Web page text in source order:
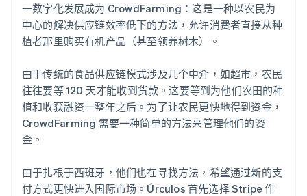
一数字化发展成为 CrowdFarming：这是一种以农民为
中心的解决供应链效率低下的方法，允许消费者直接从种
植者那里购买有机产品（甚至领养树木）。
由于传统的食品供应链模式涉及几个中介，如超市，农民
往往要等 120 天才能收到货款。这要等到为他们农田的种
植和收获融资一整年之后。为了让农民更快地得到资金，
CrowdFarming 需要一种简单的方法来管理他们的资
金。
由于扎根于西班牙，他们也在寻找方法，希望通过新的支
付方式更快进入国际市场。Úrculos 首先选择 Stripe 作